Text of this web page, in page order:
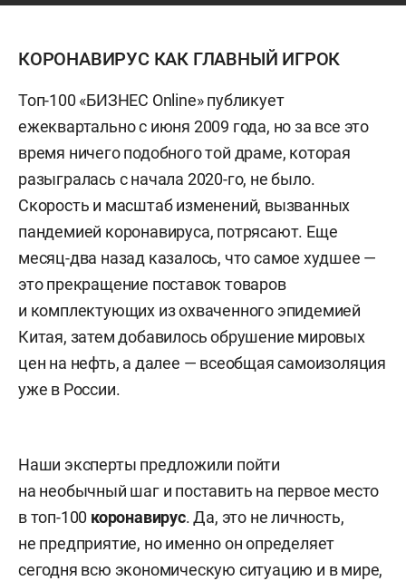
КОРОНАВИРУС КАК ГЛАВНЫЙ ИГРОК
Топ-100 «БИЗНЕС Online» публикует
ежеквартально с июня 2009 года, но за все это
время ничего подобного той драме, которая
разыгралась с начала 2020-го, не было.
Скорость и масштаб изменений, вызванных
пандемией коронавируса, потрясают. Еще
месяц-два назад казалось, что самое худшее —
это прекращение поставок товаров
и комплектующих из охваченного эпидемией
Китая, затем добавилось обрушение мировых
цен на нефть, а далее — всеобщая самоизоляция
уже в России.
Наши эксперты предложили пойти
на необычный шаг и поставить на первое место
в топ-100 коронавирус. Да, это не личность,
не предприятие, но именно он определяет
сегодня всю экономическую ситуацию и в мире,